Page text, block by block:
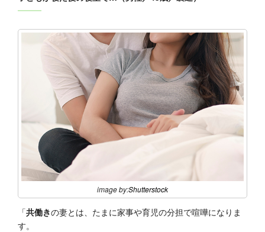
image by:Shutterstock
「共働きの妻とは、たまに家事や育児の分担で喧嘩になりま
す。